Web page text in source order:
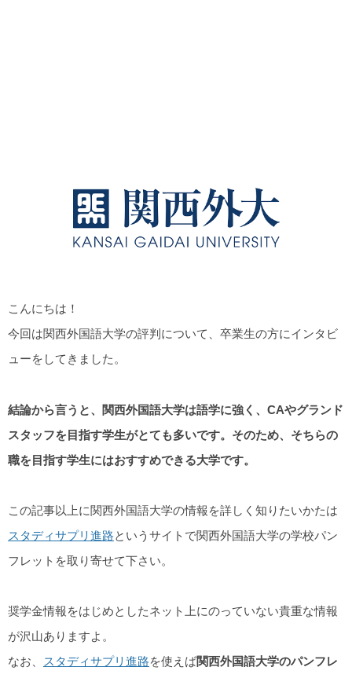
こんにちは！
今回は関西外国語大学の評判について、卒業生の方にインタビ
ューをしてきました。
結論から言うと、関西外国語大学は語学に強く、CAやグランド
スタッフを目指す学生がとても多いです。そのため、そちらの
職を目指す学生にはおすすめできる大学です。
この記事以上に関西外国語大学の情報を詳しく知りたいかたは
スタディサプリ進路というサイトで関西外国語大学の学校パン
フレットを取り寄せて下さい。
奨学金情報をはじめとしたネット上にのっていない貴重な情報
が沢山ありますよ。
なお、
スタディサプリ進路を使えば関西外国語大学のパンフレ